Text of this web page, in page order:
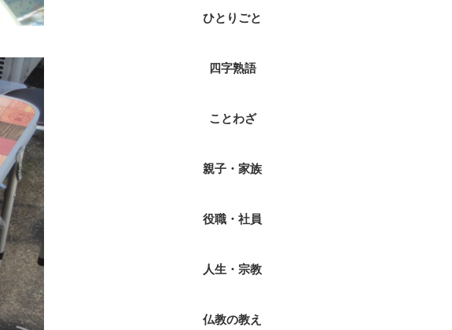
ひとりごと
四字熟語
ことわざ
親子・家族
役職・社員
人生・宗教
仏教の教え